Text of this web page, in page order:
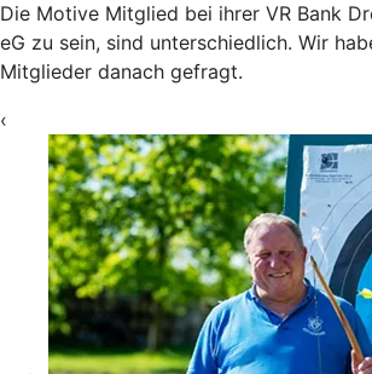
Die Motive Mitglied bei ihrer VR Bank
eG zu sein, sind unterschiedlich. Wir
Mitglieder danach gefragt.
‹